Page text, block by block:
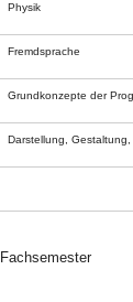
Physik
Fremdsprache
Grundkonzepte der
Darstellung, Gestaltung,